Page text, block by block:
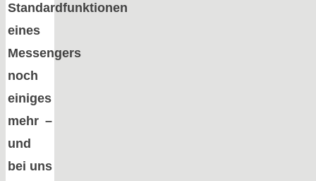
Standardfunktionen
eines
Messengers
noch
einiges
mehr –
und
bei uns